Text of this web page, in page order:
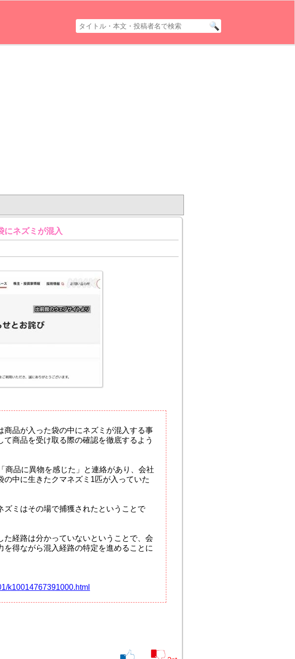
にネズミが混入
品が入った袋の中にネズミが混入する事
商品を受け取る際の確認を徹底するよう
商品に異物を感じた」と連絡があり、会社
中に生きたクマネズミ1匹が入っていた
ミはその場で捕獲されたということで
経路は分かっていないということで、会
得ながら混入経路の特定を進めることに
k10014767391000.html